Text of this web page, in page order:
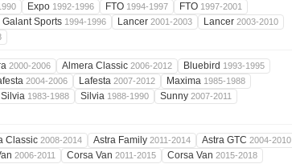
Expo 1992-1996 FTO 1994-1997 FTO 1997-2001
Galant Sports 1994-1996 Lancer 2001-2003 Lancer 2003-2010
2000-2006 Almera Classic 2006-2012 Bluebird 1993-1995
2004-2006 Lafesta 2007-2012 Maxima 1985-1988
Silvia 1983-1988 Silvia 1988-1990 Sunny 2007-2011
Classic 2008-2014 Astra Family 2011-2014 Astra GTC 2004-2010
2006-2011 Corsa Van 2011-2015 Corsa Van 2015-2018